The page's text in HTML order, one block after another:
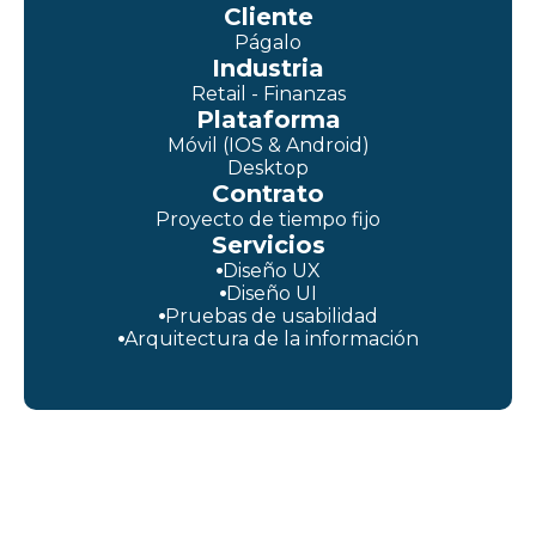
Cliente
Págalo
Industria
Retail - Finanzas
Plataforma
Móvil (IOS & Android)
Desktop
Contrato
Proyecto de tiempo fijo
Servicios
Diseño UX
Diseño UI
Pruebas de usabilidad
Arquitectura de la información